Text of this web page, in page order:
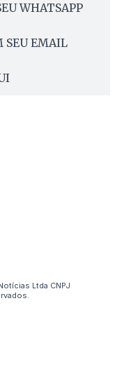
WHATSAPP
SEU EMAIL
Ltda CNPJ